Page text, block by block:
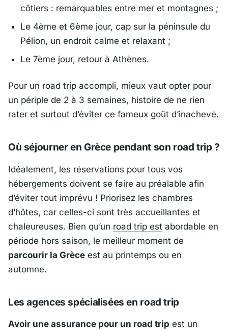
côtiers : remarquables entre mer et montagnes ;
Le 4ème et 6ème jour, cap sur la péninsule du
Pélion, un endroit calme et relaxant ;
Le 7ème jour, retour à Athènes.
Pour un road trip accompli, mieux vaut opter pour
un périple de 2 à 3 semaines, histoire de ne rien
rater et surtout d’éviter ce fameux goût d’inachevé.
Où séjourner en Grèce pendant son road trip ?
Idéalement, les réservations pour tous vos
hébergements doivent se faire au préalable afin
d’éviter tout imprévu ! Priorisez les chambres
d’hôtes, car celles-ci sont très accueillantes et
chaleureuses. Bien qu’un road trip est abordable en
période hors saison, le meilleur moment de
parcourir la Grèce est au printemps ou en
automne.
Les agences spécialisées en road trip
Avoir une assurance pour un road trip est un